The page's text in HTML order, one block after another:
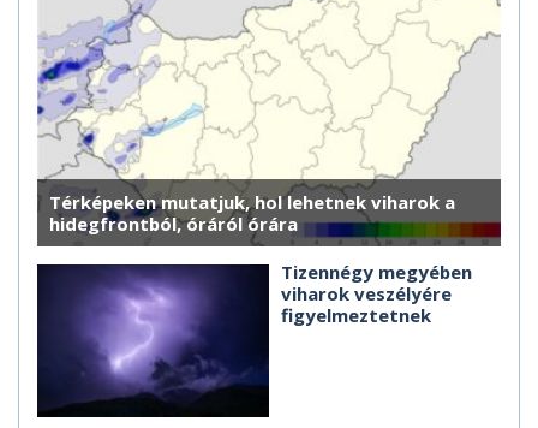
Térképeken mutatjuk, hol lehetnek viharok a
hidegfrontból, óráról órára
Tizennégy megyében
viharok veszélyére
figyelmeztetnek